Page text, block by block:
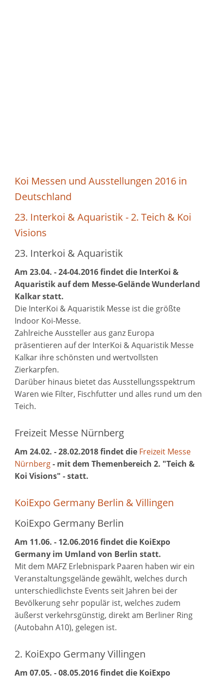
Koi Messen und Ausstellungen 2016 in
Deutschland
23. Interkoi & Aquaristik - 2. Teich & Koi
Visions
23. Interkoi & Aquaristik
Am 23.04. - 24-04.2016 findet die InterKoi &
Aquaristikauf dem Messe-Gelände Wunderland
Kalkar statt.
Die InterKoi & Aquaristik Messe ist die größte
Indoor Koi-Messe.
Zahlreiche Aussteller aus ganz Europa
präsentieren auf der InterKoi & Aquaristik Messe
Kalkar ihre schönsten und wertvollsten
Zierkarpfen.
Darüber hinaus bietet das Ausstellungsspektrum
Waren wie Filter, Fischfutter und alles rund um den
Teich.
Freizeit Messe Nürnberg
Am 24.02. - 28.02.2018 findet die Freizeit Messe
Nürnberg- mit dem Themenbereich 2. "Teich &
Koi Visions" - statt.
KoiExpo Germany Berlin & Villingen
KoiExpo Germany Berlin
Am 11.06. - 12.06.2016 findet die KoiExpo
Germany im Umland von Berlin statt.
Mit dem MAFZ Erlebnispark Paaren haben wir ein
Veranstaltungsgelände gewählt, welches durch
unterschiedlichste Events seit Jahren bei der
Bevölkerung sehr populär ist, welches zudem
äußerst verkehrsgünstig, direkt am Berliner Ring
(Autobahn A10), gelegen ist.
2. KoiExpo Germany Villingen
Am 07.05. - 08.05.2016 findet die KoiExpo